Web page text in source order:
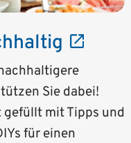
Sie dabei!
mit Tipps und
für einen